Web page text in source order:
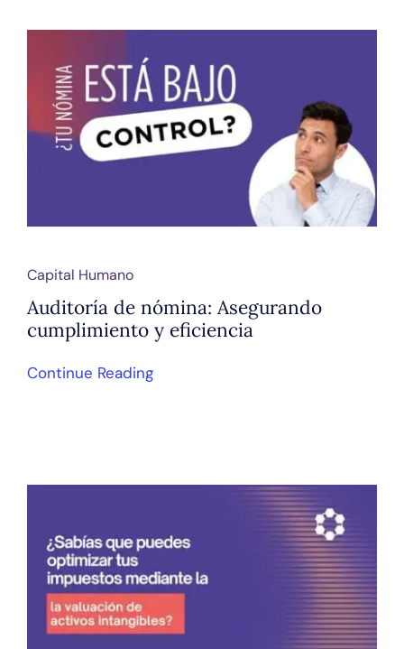
Capital Humano
Auditoría de nómina: Asegurando
cumplimiento y eficiencia
Continue Reading